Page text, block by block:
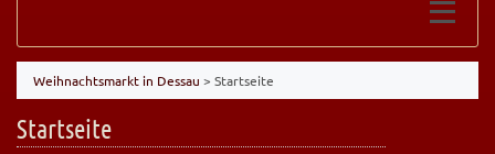
Weihnachtsmarkt in Dessau > Startseite
Startseite